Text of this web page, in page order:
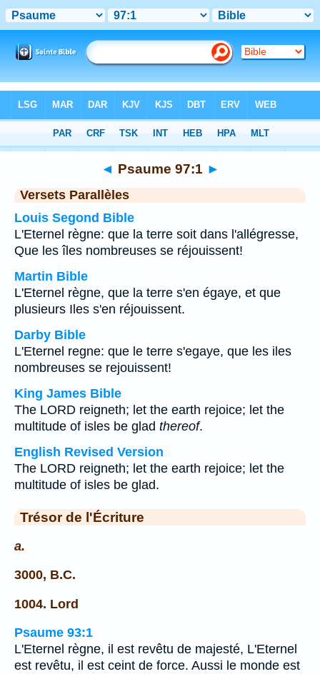
Chapitre 97> Verset 1
◄ Psaume 97:1 ►
Versets Parallèles
Louis Segond Bible
L'Eternel règne: que la terre soit dans l'allégresse,
Que les îles nombreuses se réjouissent!
Martin Bible
L'Eternel règne, que la terre s'en égaye, et que
plusieurs Iles s'en réjouissent.
Darby Bible
L'Eternel regne: que le terre s'egaye, que les iles
nombreuses se rejouissent!
King James Bible
The LORD reigneth; let the earth rejoice; let the
multitude of isles be glad thereof.
English Revised Version
The LORD reigneth; let the earth rejoice; let the
multitude of isles be glad.
Trésor de l'Écriture
a.
3000, B.C.
1004. Lord
Psaume 93:1
L'Eternel règne, il est revêtu de majesté, L'Eternel
est revêtu, il est ceint de force. Aussi le monde est